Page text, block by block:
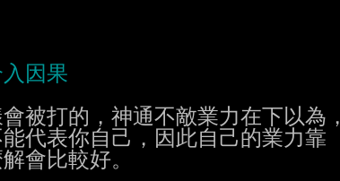
被打的，神通不敵業力在下以為，
代表你自己，因此自己的業力靠
會比較好。